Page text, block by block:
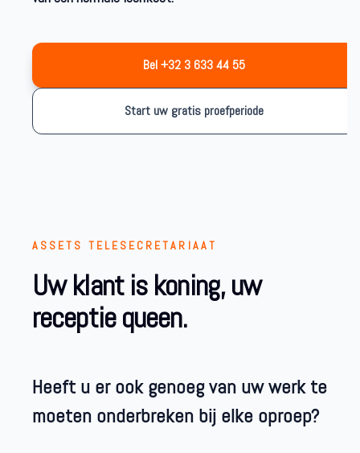
Bel +32 3 633 44 55
Start uw gratis proefperiode
ASSETS TELESECRETARIAAT
Uw klant is koning, uw
receptie queen.
Heeft u er ook genoeg van uw werk te
moeten onderbreken bij elke oproep?